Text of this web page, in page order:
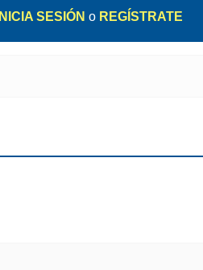
INICIA SESIÓN o REGÍSTRATE